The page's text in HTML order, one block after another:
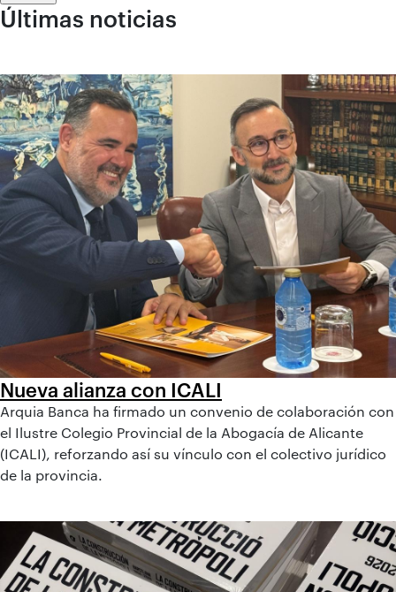
Últimas noticias
Nueva alianza con ICALI
Arquia Banca ha firmado un convenio de colaboración con
el Ilustre Colegio Provincial de la Abogacía de Alicante
(ICALI), reforzando así su vínculo con el colectivo jurídico
de la provincia.